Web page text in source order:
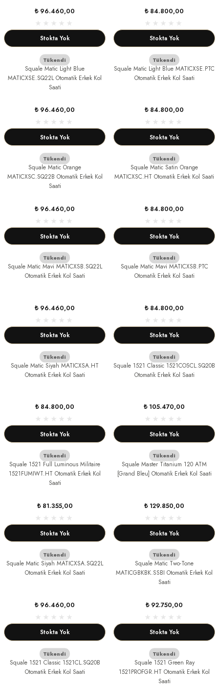
₺ 96.460,00
Stokta Yok
₺ 84.800,00
Stokta Yok
Tükendi
Squale Matic Light Blue
MATICXSE.SQ22L Otomatik Erkek Kol
Saati
₺ 96.460,00
Stokta Yok
Tükendi
Squale Matic Light Blue MATICXSE.PTC
Otomatik Erkek Kol Saati
₺ 84.800,00
Stokta Yok
Tükendi
Squale Matic Orange
MATICXSC.SQ22B Otomatik Erkek Kol
Saati
₺ 96.460,00
Stokta Yok
Tükendi
Squale Matic Satin Orange
MATICXSC.HT Otomatik Erkek Kol Saati
₺ 84.800,00
Stokta Yok
Tükendi
Squale Matic Mavi MATICXSB.SQ22L
Otomatik Erkek Kol Saati
₺ 96.460,00
Stokta Yok
Tükendi
Squale Matic Mavi MATICXSB.PTC
Otomatik Erkek Kol Saati
₺ 84.800,00
Stokta Yok
Tükendi
Squale Matic Siyah MATICXSA.HT
Otomatik Erkek Kol Saati
₺ 84.800,00
Stokta Yok
Tükendi
Squale 1521 Classic 1521COSCL.SQ20B
Otomatik Erkek Kol Saati
₺ 105.470,00
Stokta Yok
Tükendi
Squale 1521 Full Luminous Militaire
1521FUMIWT.HT Otomatik Erkek Kol
Saati
₺ 81.355,00
Stokta Yok
Tükendi
Squale Master Titanium 120 ATM
[Grand Bleu] Otomatik Erkek Kol Saati
₺ 129.850,00
Stokta Yok
Tükendi
Squale Matic Siyah MATICXSA.SQ22L
Otomatik Erkek Kol Saati
₺ 96.460,00
Stokta Yok
Tükendi
Squale Matic Two-Tone
MATICGBKBK.SSBI Otomatik Erkek Kol
Saati
₺ 92.750,00
Stokta Yok
Tükendi
Squale 1521 Classic 1521CL.SQ20B
Otomatik Erkek Kol Saati
Tükendi
Squale 1521 Green Ray
1521PROFGR.HT Otomatik Erkek Kol
Saati